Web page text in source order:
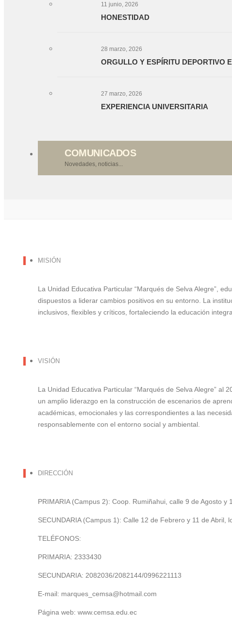
11 junio, 2026
HONESTIDAD
28 marzo, 2026
ORGULLO Y ESPÍRITU DEPORTIVO
27 marzo, 2026
EXPERIENCIA UNIVERSITARIA
COMUNICADOS
Novedades, noticias...
MISIÓN
La Unidad Educativa Particular “Marqués de Selva Alegre”,
dispuestos a liderar cambios positivos en su entorno. La
inclusivos, flexibles y críticos, fortaleciendo la educación
VISIÓN
La Unidad Educativa Particular “Marqués de Selva Alegre”
un amplio liderazgo en la construcción de escenarios de
académicas, emocionales y las correspondientes a las
responsablemente con el entorno social y ambiental.
DIRECCIÓN
PRIMARIA (Campus 2): Coop. Rumiñahui, calle 9 de Agosto y
SECUNDARIA (Campus 1): Calle 12 de Febrero y 11 de Abril,
TELÉFONOS:
PRIMARIA: 2333430
SECUNDARIA: 2082036/2082144/0996221113
E-mail: marques_cemsa@hotmail.com
Página web: www.cemsa.edu.ec